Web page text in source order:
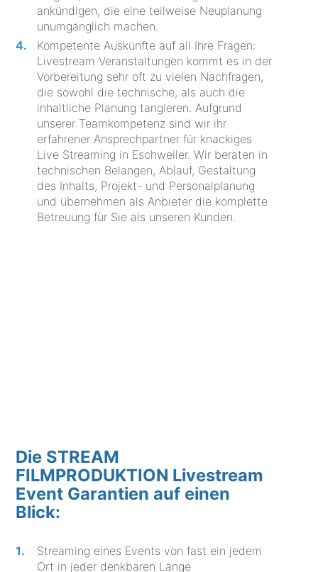
ankündigen, die eine teilweise Neuplanung
unumgänglich machen.
Kompetente Auskünfte auf all Ihre Fragen:
Livestream Veranstaltungen kommt es in der
Vorbereitung sehr oft zu vielen Nachfragen,
die sowohl die technische, als auch die
inhaltliche Planung tangieren. Aufgrund
unserer Teamkompetenz sind wir ihr
erfahrener Ansprechpartner für knackiges
Live Streaming in Eschweiler. Wir beraten in
technischen Belangen, Ablauf, Gestaltung
des Inhalts, Projekt- und Personalplanung
und übernehmen als Anbieter die komplette
Betreuung für Sie als unseren Kunden.
Die STREAM
FILMPRODUKTION Livestream
Event Garantien auf einen
Blick:
Streaming eines Events von fast ein jedem
Ort in jeder denkbaren Länge